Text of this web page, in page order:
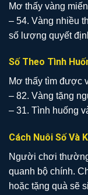
Mơ thấy vàng
– 54. Vàng nhiều
số lượng quyết
Số Theo Tình
Mơ thấy tìm được
– 82. Vàng tặng
– 31. Tình huống
Cách Nuôi Số Và
Người chơi
quanh bộ chính.
hoặc tặng quà sẽ